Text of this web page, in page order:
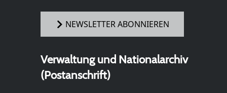
NEWSLETTER ABONNIEREN
Verwaltung und Nationalarchiv
(Postanschrift)